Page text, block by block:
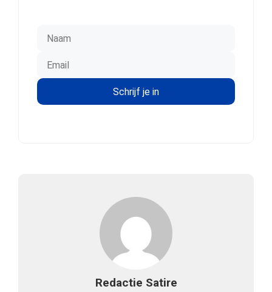
Redactie Satire